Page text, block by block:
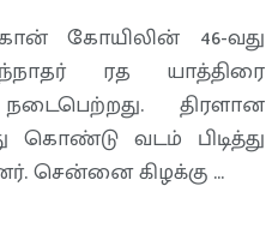
கோயிலின் 46-வது
ரத யாத்திரை
திரளான
கொண்டு வடம் பிடித்து
சென்னை கிழக்கு ...